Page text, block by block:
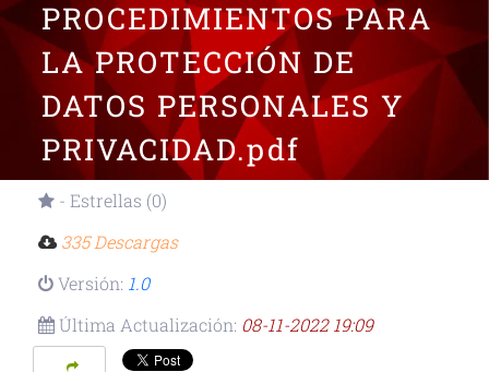
PROCEDIMIENTOS PARA
LA PROTECCIÓN DE
DATOS PERSONALES Y
PRIVACIDAD.pdf
- Estrellas (0)
335 Descargas
Versión: 1.0
Última Actualización: 08-11-2022 19:09